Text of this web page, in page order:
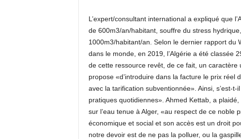
L’expert/consultant international a expliqué que
de 600m3/an/habitant, souffre du stress
1000m3/habitant/an. Selon le dernier rapport du
dans le monde, en 2019, l’Algérie a été classée
de cette ressource revêt, de ce fait, un caractère
propose «d’introduire dans la facture le prix
avec la tarification subventionnée». Ainsi, s’est-
pratiques quotidiennes». Ahmed Kettab, a
sur l’eau tenue à Alger, «au respect de ce noble
économique et social et son accès est un droit
notre devoir est de ne pas la polluer, ou la